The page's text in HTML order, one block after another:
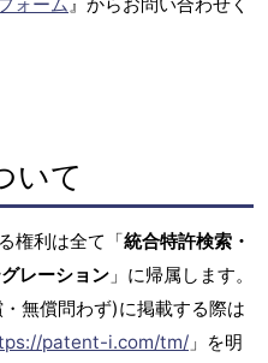
いて
権利は全て「統合特許検索・
レーション 」に帰属します。
無償問わず)に掲載する際は
patent-i.com/tm/ 」を明